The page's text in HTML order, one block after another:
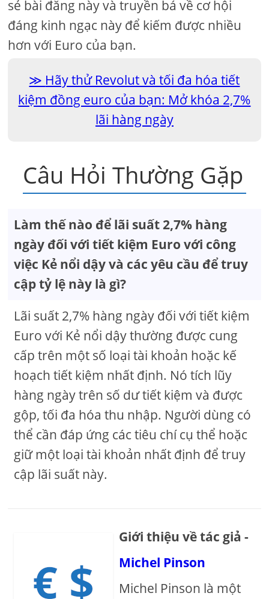
sẻ bài đăng này và truyền bá về cơ hội
đáng kinh ngạc này để kiếm được nhiều
hơn với Euro của bạn.
Hãy thử Revolut và tối đa hóa tiết
kiệm đồng euro của bạn: Mở khóa 2,7%
lãi hàng ngày
Câu Hỏi Thường Gặp
Làm thế nào để lãi suất 2,7% hàng
ngày đối với tiết kiệm Euro với công
việc Kẻ nổi dậy và các yêu cầu để truy
cập tỷ lệ này là gì?
Lãi suất 2,7% hàng ngày đối với tiết kiệm
Euro với Kẻ nổi dậy thường được cung
cấp trên một số loại tài khoản hoặc kế
hoạch tiết kiệm nhất định. Nó tích lũy
hàng ngày trên số dư tiết kiệm và được
gộp, tối đa hóa thu nhập. Người dùng có
thể cần đáp ứng các tiêu chí cụ thể hoặc
giữ một loại tài khoản nhất định để truy
cập lãi suất này.
Giới thiệu về tác giả -
Michel Pinson
Michel Pinson là một